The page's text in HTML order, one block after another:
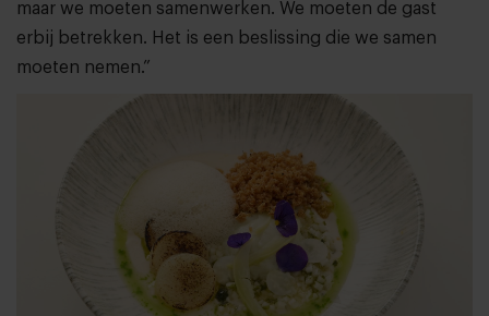
maar we moeten samenwerken. We moeten de gast
erbij betrekken. Het is een beslissing die we samen
moeten nemen.”